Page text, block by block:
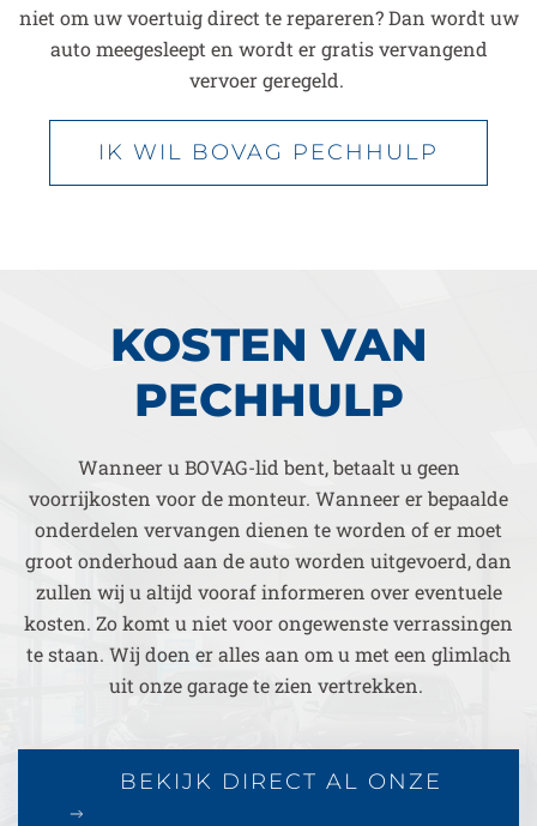
niet om uw voertuig direct te repareren? Dan wordt uw
auto meegesleept en wordt er gratis vervangend
vervoer geregeld.
IK WIL BOVAG PECHHULP
KOSTEN VAN
PECHHULP
Wanneer u BOVAG-lid bent, betaalt u geen
voorrijkosten voor de monteur. Wanneer er bepaalde
onderdelen vervangen dienen te worden of er moet
groot onderhoud aan de auto worden uitgevoerd, dan
zullen wij u altijd vooraf informeren over eventuele
kosten. Zo komt u niet voor ongewenste verrassingen
te staan. Wij doen er alles aan om u met een glimlach
uit onze garage te zien vertrekken.
BEKIJK DIRECT AL ONZE